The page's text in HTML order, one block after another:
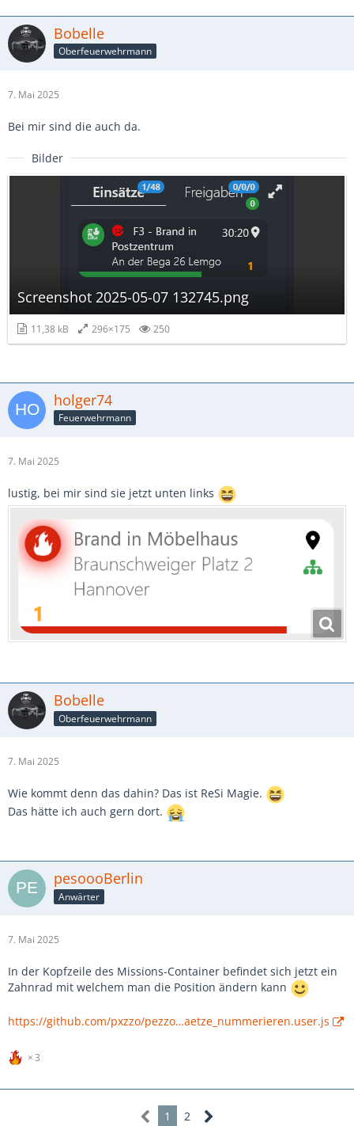
Bobelle
Oberfeuerwehrmann
7. Mai 2025
Bei mir sind die auch da.
Bilder
Screenshot 2025-05-07 132745.png
11,38 kB 296×175 250
holger74
Feuerwehrmann
7. Mai 2025
lustig, bei mir sind sie jetzt unten links
Bobelle
Oberfeuerwehrmann
7. Mai 2025
Wie kommt denn das dahin? Das ist ReSi Magie.
Das hätte ich auch gern dort.
pesoooBerlin
Anwärter
7. Mai 2025
In der Kopfzeile des Missions-Container befindet sich jetzt ein
Zahnrad mit welchem man die Position ändern kann
https://github.com/pxzzo/pezzo…aetze_nummerieren.user.js
3
1 2